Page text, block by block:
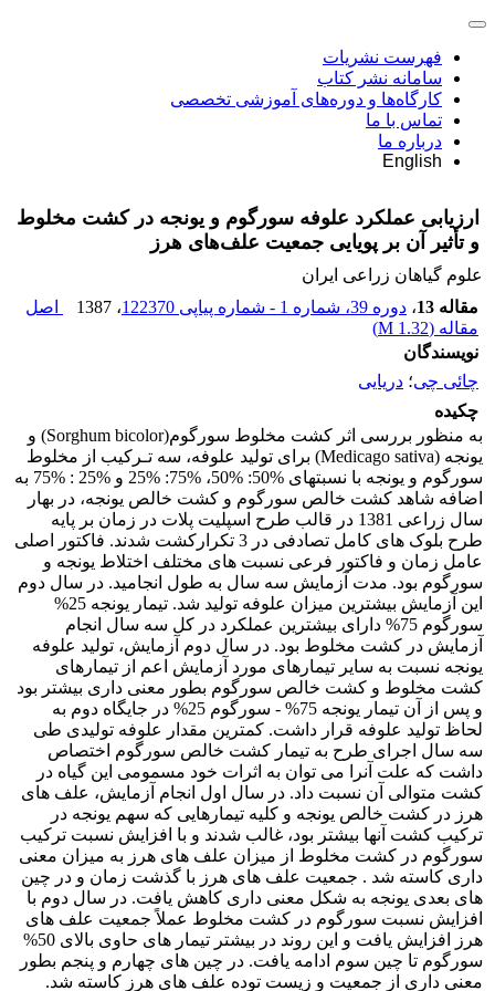
فهرست نشریات
سامانه نشر کتاب
کارگاه‌ها و دوره‌های آموزشی تخصصی
تماس با ما
درباره ما
English
ارزیابی عملکرد علوفه سورگوم و یونجه در کشت مخلوط
و تأثیر آن بر پویایی جمعیت علف‌های هرز
علوم گیاهان زراعی ایران
مقاله 13
، دوره 39، شماره 1 - شماره پیاپی 122370 ، 1387
اصل
مقاله (1.32 M
)
نویسندگان
چائی چی؛ دریایی
چکیده
به منظور بررسی اثر کشت مخلوط سورگوم(Sorghum bicolor) و
یونجه (Medicago sativa) برای تولید علوفه، سه تـرکیب از مخلوط
سورگوم و یونجه با نسبتهای %50: %50، %75: %25 و %25 : %75 به
اضافه شاهد کشت خالص سورگوم و کشت خالص یونجه، در بهار
سال زراعی 1381 در قالب طرح اسپلیت پلات در زمان بر پایه
طرح بلوک های کامل تصادفی در 3 تکرارکشت شدند. فاکتور اصلی
عامل زمان و فاکتور فرعی نسبت های مختلف اختلاط یونجه و
سورگوم بود. مدت آزمایش سه سال به طول انجامید. در سال دوم
این آزمایش بیشترین میزان علوفه تولید شد. تیمار یونجه 25%
سورگوم 75% دارای بیشترین عملکرد در کل سه سال انجام
آزمایش در کشت مخلوط بود. در سال دوم آزمایش، تولید علوفه
یونجه نسبت به سایر تیمارهای مورد آزمایش اعم از تیمارهای
کشت مخلوط و کشت خالص سورگوم بطور معنی داری بیشتر بود
و پس از آن تیمار یونجه 75% - سورگوم 25% در جایگاه دوم به
لحاظ تولید علوفه قرار داشت. کمترین مقدار علوفه تولیدی طی
سه سال اجرای طرح به تیمار کشت خالص سورگوم اختصاص
داشت که علت آنرا می توان به اثرات خود مسمومی این گیاه در
کشت متوالی آن نسبت داد. در سال اول انجام آزمایش، علف های
هرز در کشت خالص یونجه و کلیه تیمارهایی که سهم یونجه در
ترکیب کشت آنها بیشتر بود، غالب شدند و با افزایش نسبت ترکیب
سورگوم در کشت مخلوط از میزان علف های هرز به میزان معنی
داری کاسته شد . جمعیت علف های هرز با گذشت زمان و در چین
های بعدی یونجه به شکل معنی داری کاهش یافت. در سال دوم با
افزایش نسبت سورگوم در کشت مخلوط عملاً جمعیت علف های
هرز افزایش یافت و این روند در بیشتر تیمار های حاوی بالای 50%
سورگوم تا چین سوم ادامه یافت. در چین های چهارم و پنجم بطور
معنی داری از جمعیت و زیست توده علف های هرز کاسته شد.